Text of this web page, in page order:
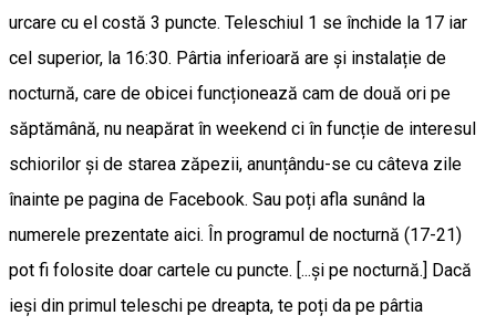
urcare cu el costă 3 puncte. Teleschiul 1 se închide la 17 iar
cel superior, la 16:30. Pârtia inferioară are și instalație de
nocturnă, care de obicei funcționează cam de două ori pe
săptămână, nu neapărat în weekend ci în funcție de interesul
schiorilor și de starea zăpezii, anunțându-se cu câteva zile
înainte pe pagina de Facebook. Sau poți afla sunând la
numerele prezentate aici. În programul de nocturnă (17-21)
pot fi folosite doar cartele cu puncte. [...și pe nocturnă.] Dacă
ieși din primul teleschi pe dreapta, te poți da pe pârtia